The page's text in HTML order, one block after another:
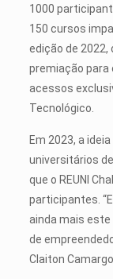
1000
150 cursos
edição de 2022,
premiação para
acessos
Tecnológico.
Em 2023, a
universitários
que o REUNI
participantes.
ainda mais
de
Claiton